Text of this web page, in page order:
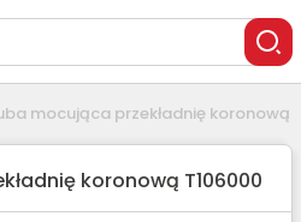
mocująca przekładnię koronową
koronową T106000